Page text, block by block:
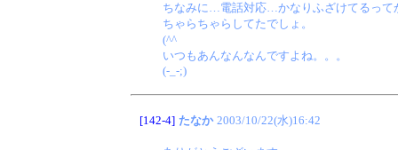
ちなみに…電話対応…かなりふざけてるっ
ちゃらちゃらしてたでしょ。
(^^ゞ
いつもあんなんなんですよね。。。
(-_-;)
[142-4] たなか 2003/10/22(水)16:42